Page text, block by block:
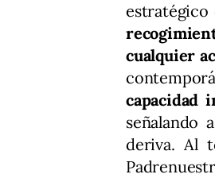
estratégico
cualquier
capacidad
señalando
deriva. Al